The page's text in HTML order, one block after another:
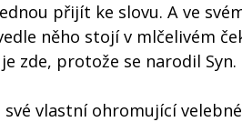
přijít ke slovu. A ve
něho stojí v mlčelivém
zde, protože se narodil Syn.
vlastní ohromující